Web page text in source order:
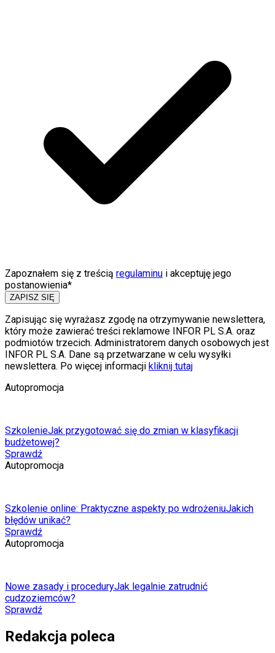
Zapoznałem się z treścią regulaminu i akceptuję jego
postanowienia*
ZAPISZ SIĘ
Zapisując się wyrażasz zgodę na otrzymywanie newslettera,
który może zawierać treści reklamowe INFOR PL S.A. oraz
podmiotów trzecich. Administratorem danych osobowych jest
INFOR PL S.A. Dane są przetwarzane w celu wysyłki
newslettera. Po więcej informacji kliknij tutaj
Autopromocja
SzkolenieJak przygotować się do zmian w klasyfikacji
budżetowej?
Sprawdź
Autopromocja
Szkolenie online: Praktyczne aspekty po wdrożeniuJakich
błędów unikać?
Sprawdź
Autopromocja
Nowe zasady i proceduryJak legalnie zatrudnić
cudzoziemców?
Sprawdź
Redakcja poleca